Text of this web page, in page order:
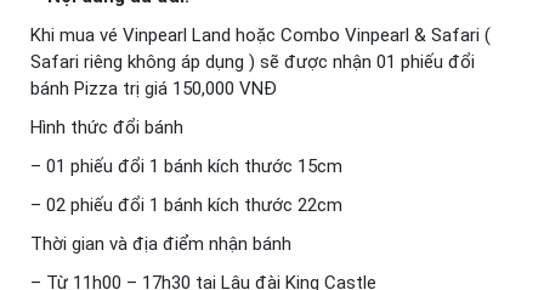
Khi mua vé Vinpearl Land hoặc Combo Vinpearl & Safari (
Safari riêng không áp dụng ) sẽ được nhận 01 phiếu đổi
bánh Pizza trị giá 150,000 VNĐ
Hình thức đổi bánh
– 01 phiếu đổi 1 bánh kích thước 15cm
– 02 phiếu đổi 1 bánh kích thước 22cm
Thời gian và địa điểm nhận bánh
– Từ 11h00 – 17h30 tại Lâu đài King Castle